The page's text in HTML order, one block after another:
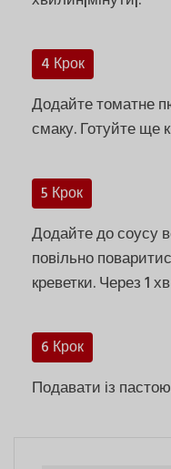
4 Крок
Додайте томатне
смаку. Готуйте ще
5 Крок
Додайте до соусу
повільно
креветки. Через 1
6 Крок
Подавати із